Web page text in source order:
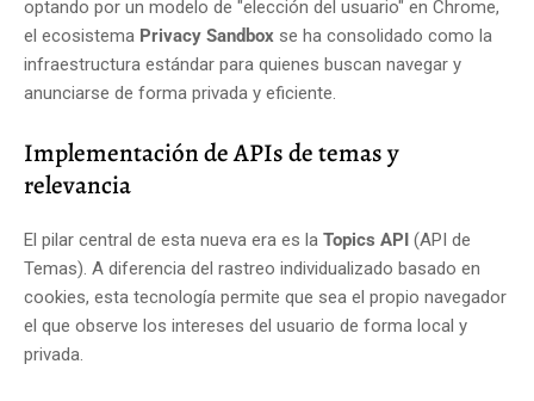
optando por un modelo de "elección del usuario" en Chrome,
el ecosistema Privacy Sandbox se ha consolidado como la
infraestructura estándar para quienes buscan navegar y
anunciarse de forma privada y eficiente.
Implementación de APIs de temas y
relevancia
El pilar central de esta nueva era es la Topics API (API de
Temas). A diferencia del rastreo individualizado basado en
cookies, esta tecnología permite que sea el propio navegador
el que observe los intereses del usuario de forma local y
privada.